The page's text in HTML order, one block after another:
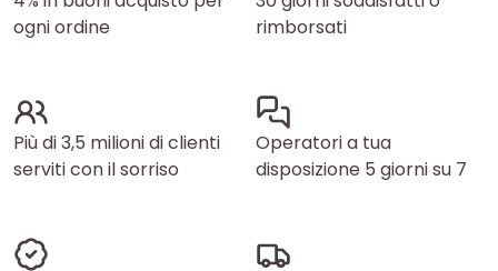
ogni ordine
rimborsati
Più di 3,5 milioni di clienti
serviti con il sorriso
Operatori a tua
disposizione 5 giorni su 7